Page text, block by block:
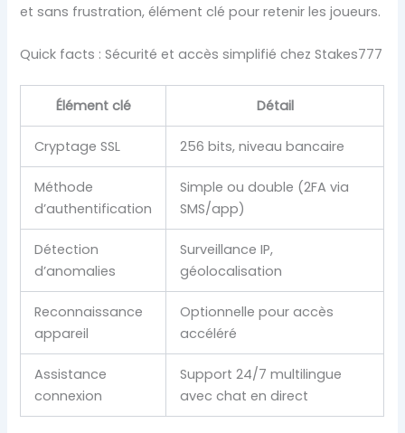
et sans frustration, élément clé pour retenir les joueurs.
Quick facts : Sécurité et accès simplifié chez Stakes777
Élément clé Détail
Cryptage SSL 256 bits, niveau bancaire
Méthode
d’authentification
Simple ou double (2FA via
SMS/app)
Détection
d’anomalies
Surveillance IP,
géolocalisation
Reconnaissance
appareil
Optionnelle pour accès
accéléré
Assistance
connexion
Support 24/7 multilingue
avec chat en direct